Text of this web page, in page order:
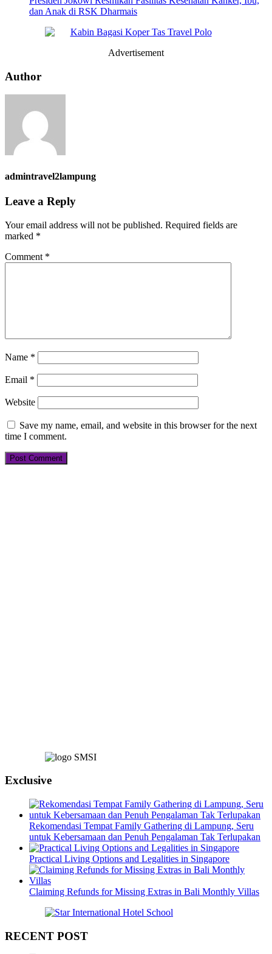
dan Anak di RSK Dharmais
Advertisement
Author
admintravel2lampung
Leave a Reply
Your email address will not be published. Required fields are
marked *
Comment *
Name *
Email *
Website
Save my name, email, and website in this browser for the next
time I comment.
Exclusive
Rekomendasi Tempat Family Gathering di Lampung, Seru
untuk Kebersamaan dan Penuh Pengalaman Tak Terlupakan
Practical Living Options and Legalities in Singapore
Claiming Refunds for Missing Extras in Bali Monthly Villas
RECENT POST